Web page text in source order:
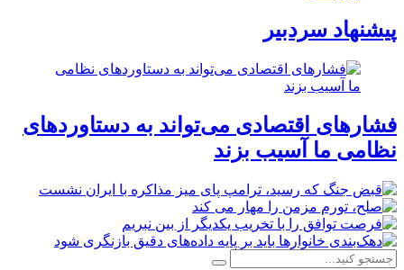
پیشنهاد سردبیر
فشارهای اقتصادی می‌تواند به دستاوردهای
نظامی ما آسیب بزند